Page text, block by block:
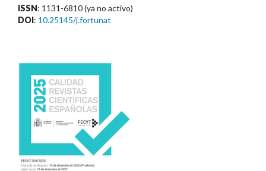
ISSN: 1131-6810 (ya no activo)
DOI: 10.25145/j.fortunat